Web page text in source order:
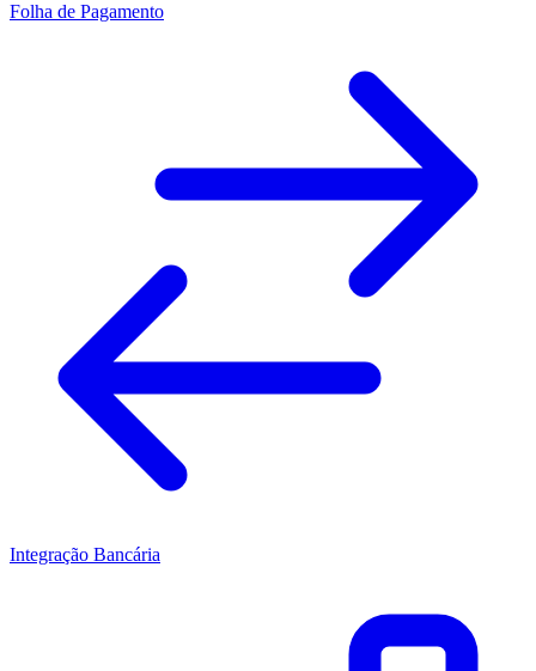
Folha de Pagamento
Integração Bancária